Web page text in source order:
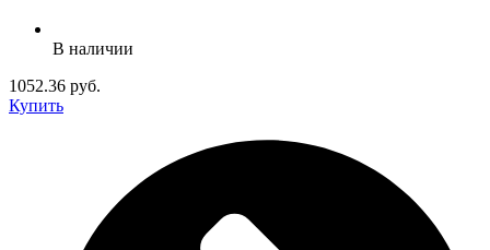
В наличии
1052.36 руб.
Купить